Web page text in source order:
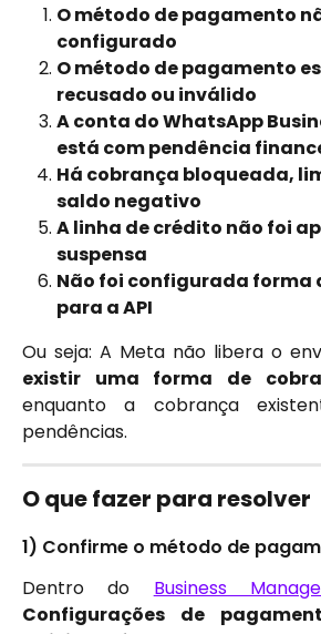
O método de pagamento
configurado
O método de pagamento
recusado ou inválido
A conta do WhatsApp
está com pendência
Há cobrança bloqueada,
saldo negativo
A linha de crédito não foi
suspensa
Não foi configurada forma
para a API
Ou seja: A Meta não libera o
existir uma forma de
enquanto a cobrança
pendências.
O que fazer para resolver
1) Confirme o método de
Dentro do Business
Configurações de